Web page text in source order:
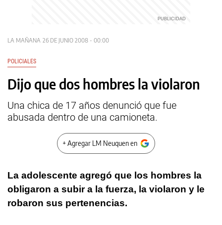
LA MAÑANA 26 DE JUNIO 2008 - 00:00
POLICIALES
Dijo que dos hombres la violaron
Una chica de 17 años denunció que fue
abusada dentro de una camioneta.
+ Agregar LM Neuquen en
La adolescente agregó que los hombres la
obligaron a subir a la fuerza, la violaron y le
robaron sus pertenencias.